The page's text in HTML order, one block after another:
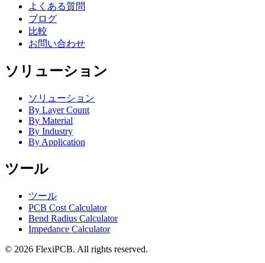
よくある質問
ブログ
比較
お問い合わせ
ソリューション
ソリューション
By Layer Count
By Material
By Industry
By Application
ツール
ツール
PCB Cost Calculator
Bend Radius Calculator
Impedance Calculator
© 2026 FlexiPCB. All rights reserved.